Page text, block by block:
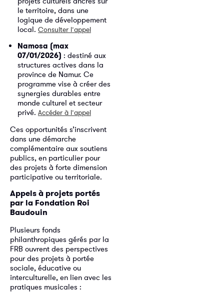
le territoire, dans une
logique de développement
local. Consulter l’appel
Namosa (max
07/01/2026) : destiné aux
structures actives dans la
province de Namur. Ce
programme vise à créer des
synergies durables entre
monde culturel et secteur
privé. Accéder à l’appel
Ces opportunités s’inscrivent
dans une démarche
complémentaire aux soutiens
publics, en particulier pour
des projets à forte dimension
participative ou territoriale.
Appels à projets portés
par la Fondation Roi
Baudouin
Plusieurs fonds
philanthropiques gérés par la
FRB ouvrent des perspectives
pour des projets à portée
sociale, éducative ou
interculturelle, en lien avec les
pratiques musicales :